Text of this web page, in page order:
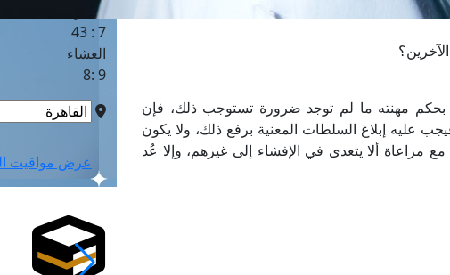
بحكم مهنته ما لم توجد ضرورة تستوجب ذلك، فإن
إبلاغ السلطات المعنية برفع ذلك، ولا يكون
مراعاة ألا يتعدى في الإفشاء إلى غيرهم، وإلا عُد
المغرب
7 : 43
العشاء
9 :8
عرض مواقيت